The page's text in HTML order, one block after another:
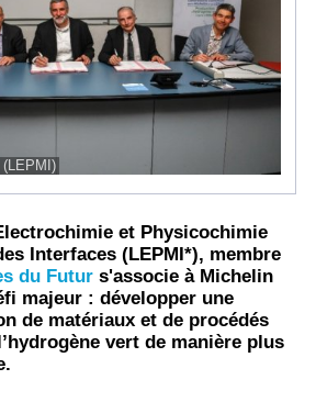
et Physicochimie
Interfaces (LEPMI*), membre
du Futurs'associe à Michelin
majeur : développer une
de matériaux et de procédés
vert de manière plus